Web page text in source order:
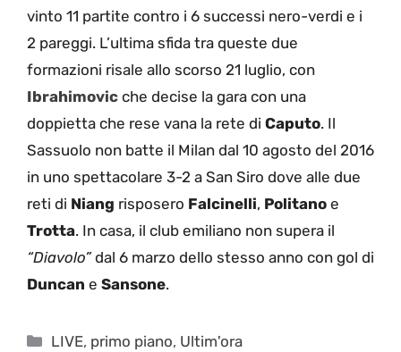
vinto 11 partite contro i 6 successi nero-verdi e i
2 pareggi. L’ultima sfida tra queste due
formazioni risale allo scorso 21 luglio, con
Ibrahimovic che decise la gara con una
doppietta che rese vana la rete di Caputo. Il
Sassuolo non batte il Milan dal 10 agosto del 2016
in uno spettacolare 3-2 a San Siro dove alle due
reti di Niang risposero Falcinelli, Politano e
Trotta. In casa, il club emiliano non supera il
“Diavolo”dal 6 marzo dello stesso anno con gol di
Duncan e Sansone.
Categorie
LIVE, primo piano, Ultim'ora